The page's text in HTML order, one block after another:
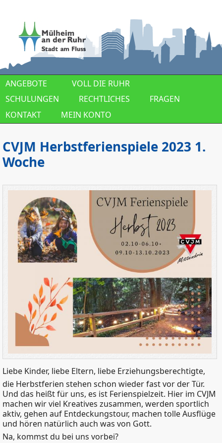
ANGEBOTE
VOLL DIE RUHR
SCHULUNGEN
RECHTLICHES
FRAGEN
KONTAKT
MEIN KONTO
CVJM Herbstferienspiele 2023 1.
Woche
Liebe Kinder, liebe Eltern, liebe Erziehungsberechtigte,
die Herbstferien stehen schon wieder fast vor der Tür.
Und das heißt für uns, es ist Ferienspielzeit. Hier im CVJM
machen wir viel Kreatives zusammen, werden sportlich
aktiv, gehen auf Entdeckungstour, machen tolle Ausflüge
und hören natürlich auch was von Gott.
Na, kommst du bei uns vorbei?